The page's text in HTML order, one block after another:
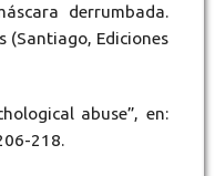
derrumbada.
(Santiago, Ediciones
abuse”, en:
218.